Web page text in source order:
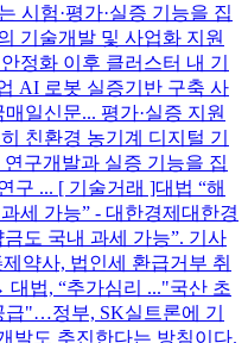
시험·평가·실증 기능을 집
기술개발 및 사업화 지원
정화 이후 클러스터 내 기
AI 로봇 실증기반 구축 사
일신문... 평가·실증 지원
친환경 농기계 디지털 기
구개발과 실증 기능을 집
구 ... [ 기술거래 ]대법 “해
세 가능” - 대한경제대한경
도 국내 과세 가능”. 기사
제약사, 법인세 환급거부 취
법, “추가심리 ..."국산 초
"…정부, SK실트론에 기
발도 추진한다는 방침이다.